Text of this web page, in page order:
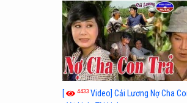
[ 4433 Video] Cải Lương Nợ Cha